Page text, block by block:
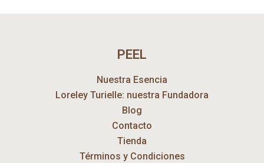
PEEL
Nuestra Esencia
Loreley Turielle: nuestra Fundadora
Blog
Contacto
Tienda
Términos y Condiciones